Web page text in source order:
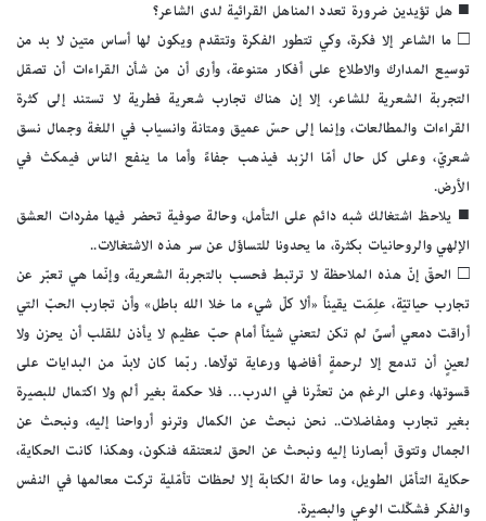
■ هل تؤيدين ضرورة تعدد المناهل القرائية لدى الشاعر؟
□ ما الشاعر إلا فكرة، وكي تتطور الفكرة وتتقدم ويكون لها أساس متين لا بد من
توسيع المدارك والاطلاع على أفكار متنوعة، وأرى أن من شأن القراءات أن تصقل
التجربة الشعرية للشاعر، إلا إن هناك تجارب شعرية فطرية لا تستند إلى كثرة
القراءات والمطالعات، وإنما إلى حسّ عميق ومتانة وانسياب في اللغة وجمال نسق
شعريّ، وعلى كل حال أمّا الزبد فيذهب جفاءً وأما ما ينفع الناس فيمكث في
الأرض.
■ يلاحظ اشتغالك شبه دائم على التأمل، وحالة صوفية تحضر فيها مفردات العشق
الإلهي والروحانيات بكثرة، ما يحدونا للتساؤل عن سر هذه الاشتغالات..
□ الحقّ إنّ هذه الملاحظة لا ترتبط فحسب بالتجربة الشعرية، وإنّما هي تعبّر عن
تجارب حياتيّة، علِمَت يقيناً «ألا كلّ شيء ما خلا الله باطل» وأن تجارب الحبّ التي
أراقت دمعي أسىً لم تكن لتعني شيئاً أمام حبّ عظيم لا يأذن للقلب أن يحزن ولا
لعينٍ أن تدمع إلا لرحمةٍ أفاضها ورعاية تولّاها. ربّما كان لابدّ من البدايات على
قسوتها، وعلى الرغم من تعثّرنا في الدرب… فلا حكمة بغير ألم ولا اكتمال للبصيرة
بغير تجارب ومفاضلات.. نحن نبحث عن الكمال وترنو أرواحنا إليه، ونبحث عن
الجمال وتتوق أبصارنا إليه ونبحث عن الحق لنعتنقه فنكون، وهكذا كانت الحكاية،
حكاية التأمّل الطويل، وما حالة الكتابة إلا لحظات تأمّلية تركت معالمها في النفس
والفكر فشكّلت الوعي والبصيرة.